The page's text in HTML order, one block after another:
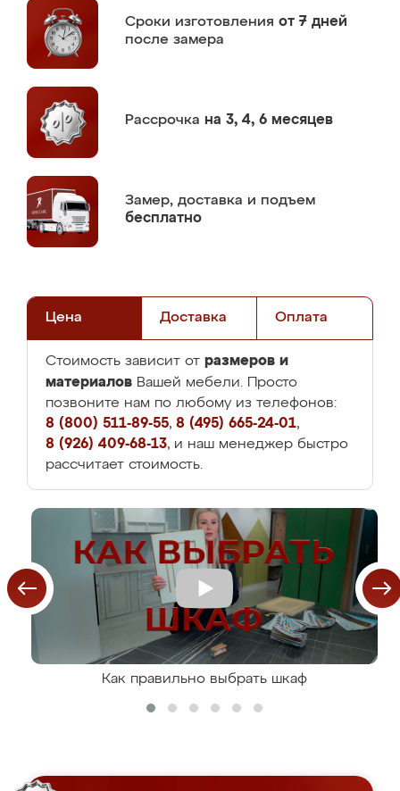
Сроки изготовления от 7 дней
после замера
Рассрочка на 3, 4, 6 месяцев
Замер, доставка и подъем
бесплатно
Цена Доставка Оплата
Стоимость зависит от размеров и
материалов Вашей мебели. Просто
позвоните нам по любому из телефонов:
8 (800) 511-89-55, 8 (495) 665-24-01,
8 (926) 409-68-13, и наш менеджер быстро
рассчитает стоимость.
Как правильно выбрать шкаф